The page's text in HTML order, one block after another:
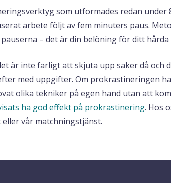
som utformades redan under
arbete följt av fem minuters paus.
– det är din belöning för ditt hårda
är inte farligt att skjuta upp saker då och
med uppgifter. Om prokrastineringen
olika tekniker på egen hand utan att
ha god effekt på prokrastinering. Hos
vår matchningstjänst.